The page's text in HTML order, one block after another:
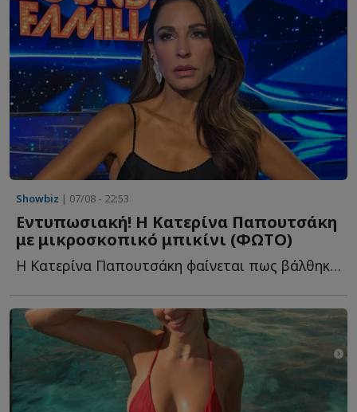
Showbiz | 07/08 - 22:53
Εντυπωσιακή! Η Κατερίνα Παπουτσάκη
με μικροσκοπικό μπικίνι (ΦΩΤΟ)
Η Κατερίνα Παπουτσάκη φαίνεται πως βάλθηκε να μαγνητίσει μ...